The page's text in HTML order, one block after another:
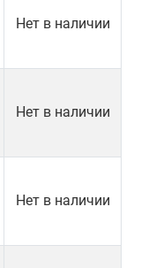
Нет в наличии
Нет в наличии
Нет в наличии